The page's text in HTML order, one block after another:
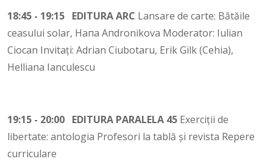
18:45 - 19:15 EDITURA ARC Lansare de саrtе: Вătăilе
сеаsului solar, Напа Aпdrоnikоvа Moderator: Iulian
Ciocan Invitați: Adrian Ciubotaru, Erik Gilk (Cehia),
Helliana Ianculescu
19:15 - 20:00 EDITURA PARALELA 45 Exerciții de
libertate: antologia Profesori la tablă și revista Repere
curriculare